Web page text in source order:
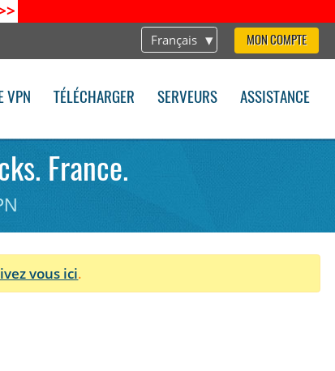
Français MON COMPTE
VPN TÉLÉCHARGER SERVEURS ASSISTANCE
France.
vous ici.